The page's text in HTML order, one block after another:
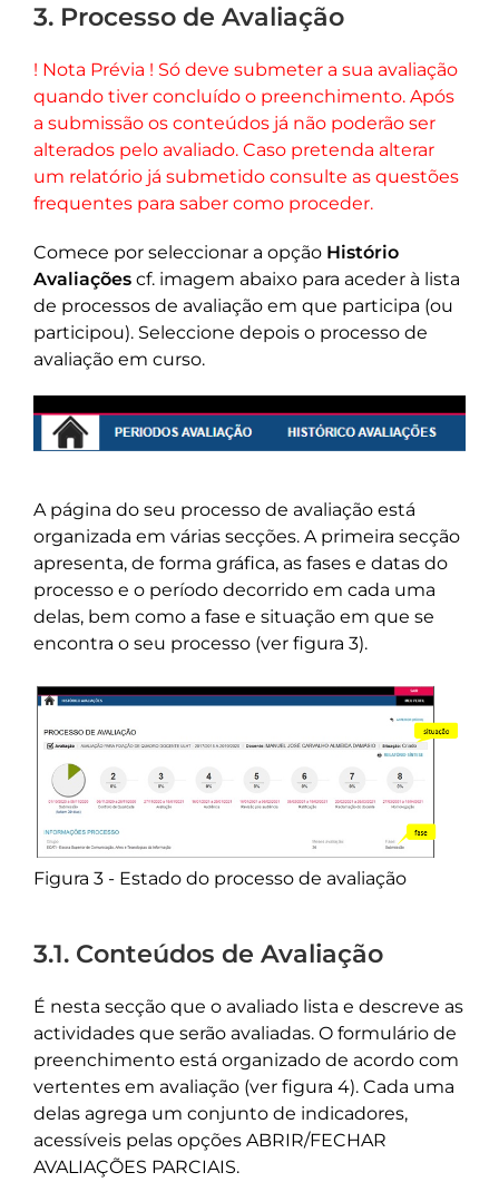
3. Processo de Avaliação
! Nota Prévia ! Só deve submeter a sua avaliação
quando tiver concluído o preenchimento. Após
a submissão os conteúdos já não poderão ser
alterados pelo avaliado. Caso pretenda alterar
um relatório já submetido consulte as questões
frequentes para saber como proceder.
Comece por seleccionar a opção Histório
Avaliações cf. imagem abaixo para aceder à lista
de processos de avaliação em que participa (ou
participou). Seleccione depois o processo de
avaliação em curso.
A página do seu processo de avaliação está
organizada em várias secções. A primeira secção
apresenta, de forma gráfica, as fases e datas do
processo e o período decorrido em cada uma
delas, bem como a fase e situação em que se
encontra o seu processo (ver figura 3).
Figura 3 - Estado do processo de avaliação
3.1. Conteúdos de Avaliação
É nesta secção que o avaliado lista e descreve as
actividades que serão avaliadas. O formulário de
preenchimento está organizado de acordo com
vertentes em avaliação (ver figura 4). Cada uma
delas agrega um conjunto de indicadores,
acessíveis pelas opções ABRIR/FECHAR
AVALIAÇÕES PARCIAIS.